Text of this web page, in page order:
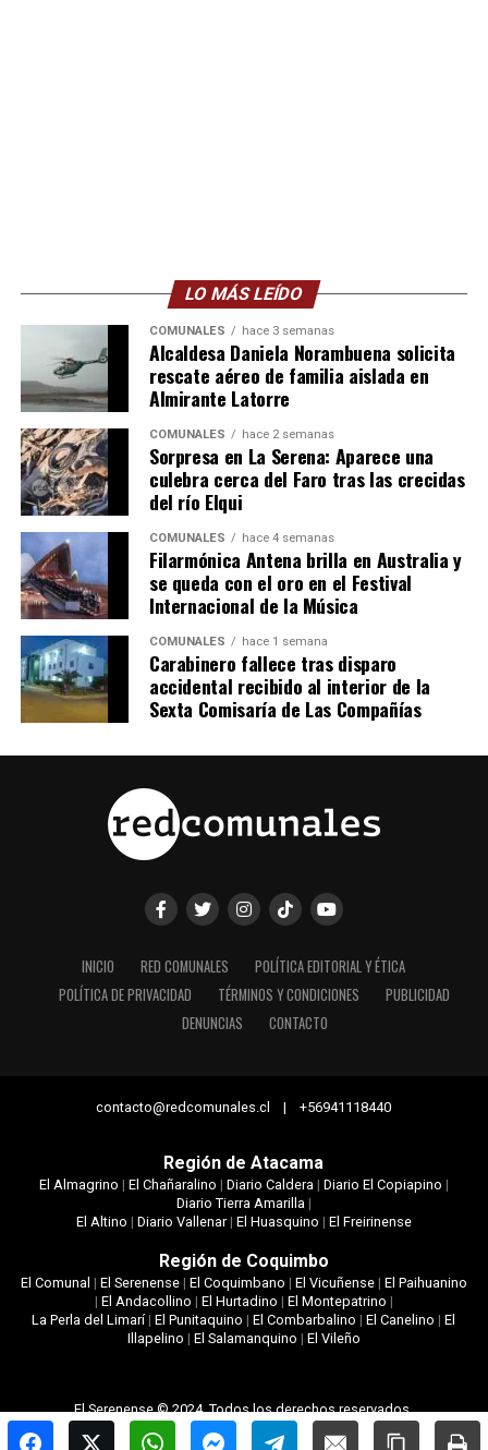
LO MÁS LEÍDO
COMUNALES hace 3 semanas
Alcaldesa Daniela Norambuena solicita
rescate aéreo de familia aislada en
Almirante Latorre
COMUNALES hace 2 semanas
Sorpresa en La Serena: Aparece una
culebra cerca del Faro tras las crecidas
del río Elqui
COMUNALES hace 4 semanas
Filarmónica Antena brilla en Australia y
se queda con el oro en el Festival
Internacional de la Música
COMUNALES hace 1 semana
Carabinero fallece tras disparo
accidental recibido al interior de la
Sexta Comisaría de Las Compañías
INICIO RED COMUNALES
POLÍTICA EDITORIAL Y ÉTICA
POLÍTICA DE PRIVACIDAD
TÉRMINOS Y CONDICIONES
PUBLICIDAD
DENUNCIAS
CONTACTO
contacto@redcomunales.cl | +56941118440
Región de Atacama
El Almagrino | El Chañaralino | Diario Caldera| Diario El Copiapino |
Diario Tierra Amarilla|
El Altino | Diario Vallenar| El Huasquino | El Freirinense
Región de Coquimbo
El Comunal | El Serenense| El Coquimbano | El Vicuñense| El Paihuanino
| El Andacollino | El Hurtadino | El Montepatrino |
La Perla del Limarí|El Punitaquino |El Combarbalino |El Canelino |El
Illapelino | El Salamanquino | El Vileño
El Serenense © 2024. Todos los derechos reservados.